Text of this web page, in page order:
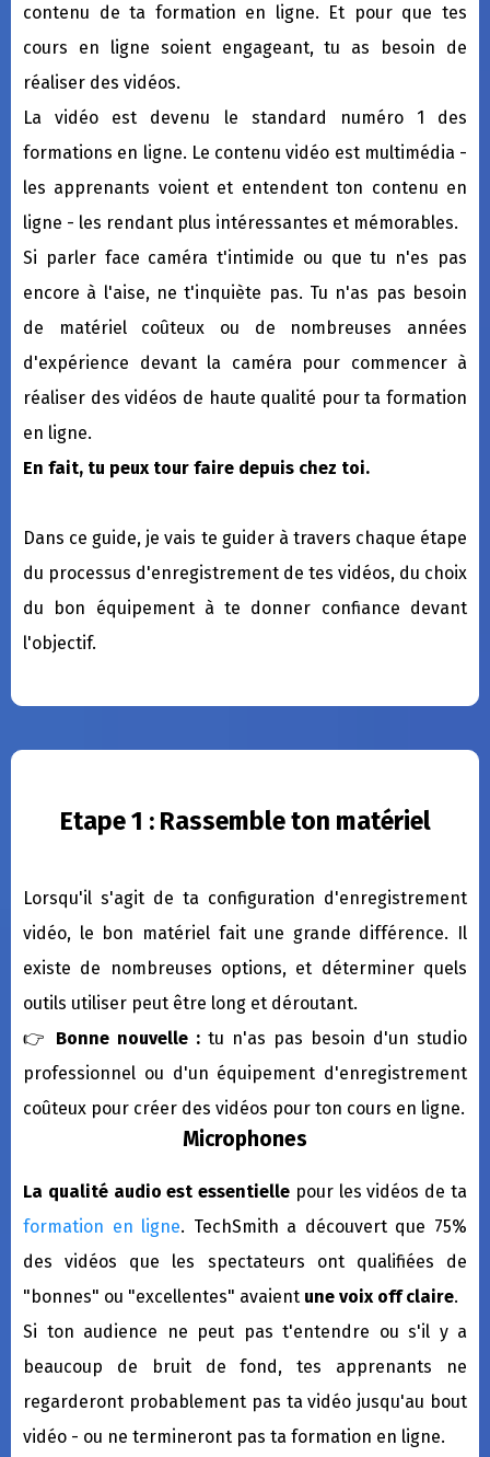
contenu de ta formation en ligne. Et pour que tes
cours en ligne soient engageant, tu as besoin de
réaliser des vidéos.
La vidéo est devenu le standard numéro 1 des
formations en ligne. Le contenu vidéo est multimédia -
les apprenants voient et entendent ton contenu en
ligne - les rendant plus intéressantes et mémorables.
Si parler face caméra t'intimide ou que tu n'es pas
encore à l'aise, ne t'inquiète pas. Tu n'as pas besoin
de matériel coûteux ou de nombreuses années
d'expérience devant la caméra pour commencer à
réaliser des vidéos de haute qualité pour ta formation
en ligne.
En fait, tu peux tour faire depuis chez toi.
Dans ce guide, je vais te guider à travers chaque étape
du processus d'enregistrement de tes vidéos, du choix
du bon équipement à te donner confiance devant
l'objectif.
Etape 1 : Rassemble ton matériel
Lorsqu'il s'agit de ta configuration d'enregistrement
vidéo, le bon matériel fait une grande différence. Il
existe de nombreuses options, et déterminer quels
outils utiliser peut être long et déroutant.
👉 Bonne nouvelle : tu n'as pas besoin d'un studio
professionnel ou d'un équipement d'enregistrement
coûteux pour créer des vidéos pour ton cours en ligne.
Microphones
La qualité audio est essentielle pour les vidéos de ta
formation en ligne. TechSmith a découvert que 75%
des vidéos que les spectateurs ont qualifiées de
"bonnes" ou "excellentes" avaient une voix off claire.
Si ton audience ne peut pas t'entendre ou s'il y a
beaucoup de bruit de fond, tes apprenants ne
regarderont probablement pas ta vidéo jusqu'au bout
vidéo - ou ne termineront pas ta formation en ligne.